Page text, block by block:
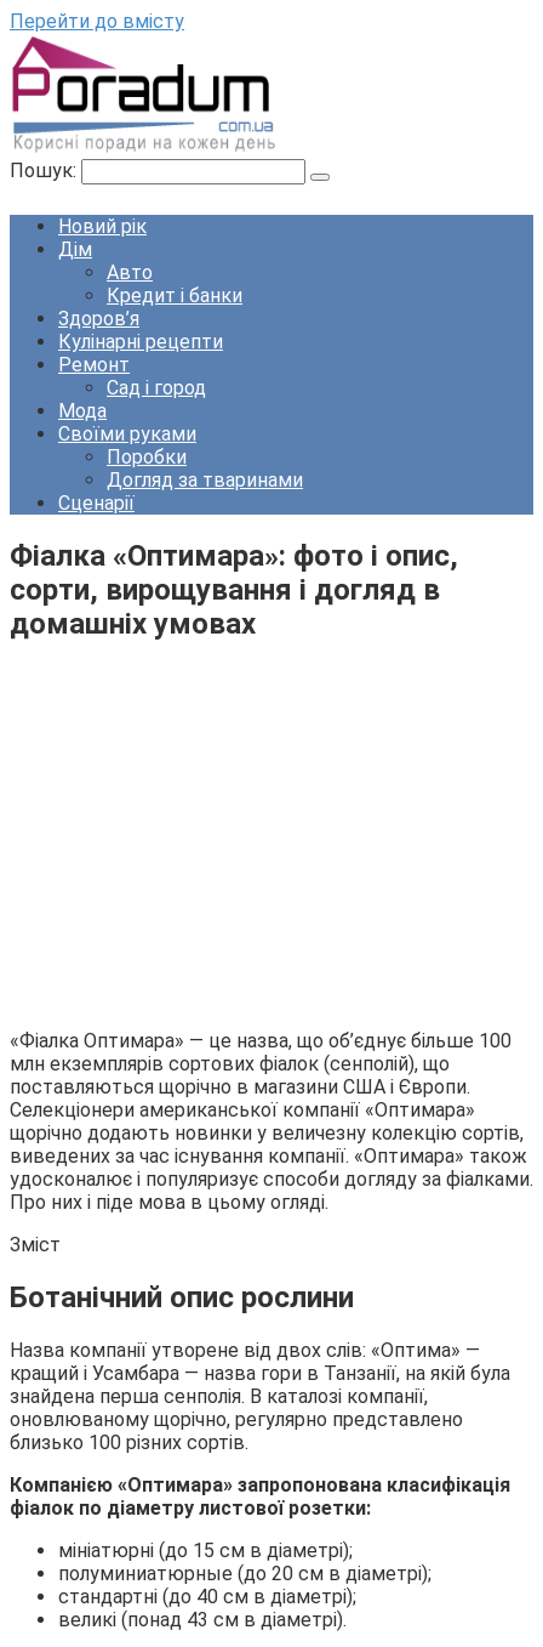
Перейти до вмісту
Пошук:
Новий рік
Дім
Авто
Кредит і банки
Здоров’я
Кулінарні рецепти
Ремонт
Сад і город
Мода
Своїми руками
Поробки
Догляд за тваринами
Сценарії
Фіалка «Оптимара»: фото і опис,
сорти, вирощування і догляд в
домашніх умовах
«Фіалка Оптимара» — це назва, що об’єднує більше 100
млн екземплярів сортових фіалок (сенполій), що
поставляються щорічно в магазини США і Європи.
Селекціонери американської компанії «Оптимара»
щорічно додають новинки у величезну колекцію сортів,
виведених за час існування компанії. «Оптимара» також
удосконалює і популяризує способи догляду за фіалками.
Про них і піде мова в цьому огляді.
Зміст
Ботанічний опис рослини
Назва компанії утворене від двох слів: «Оптима» —
кращий і Усамбара — назва гори в Танзанії, на якій була
знайдена перша сенполія. В каталозі компанії,
оновлюваному щорічно, регулярно представлено
близько 100 різних сортів.
Компанією «Оптимара» запропонована класифікація
фіалок по діаметру листової розетки:
мініатюрні (до 15 см в діаметрі);
полуминиатюрные (до 20 см в діаметрі);
стандартні (до 40 см в діаметрі);
великі (понад 43 см в діаметрі).